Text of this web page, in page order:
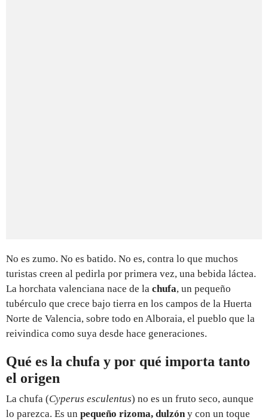
No es zumo. No es batido. No es, contra lo que muchos
turistas creen al pedirla por primera vez, una bebida láctea.
La horchata valenciana nace de la chufa, un pequeño
tubérculo que crece bajo tierra en los campos de la Huerta
Norte de Valencia, sobre todo en Alboraia, el pueblo que la
reivindica como suya desde hace generaciones.
Qué es la chufa y por qué importa tanto
el origen
La chufa (Cyperus esculentus) no es un fruto seco, aunque
lo parezca. Es un pequeño rizoma, dulzóny con un toque